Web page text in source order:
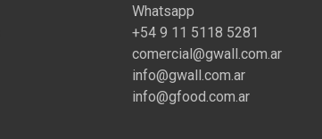
Whatsapp
+54 9 11 5118 5281
comercial@gwall.com.ar
info@gwall.com.ar
info@gfood.com.ar